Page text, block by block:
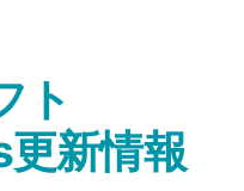
ト
新情報